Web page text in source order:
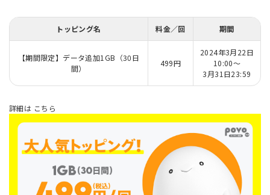
トッピング名 料金／回 期間
【期間限定】データ追加1GB（30日
間）
499円
2024年3月22日
10:00～
3月31日23:59
詳細は こちら